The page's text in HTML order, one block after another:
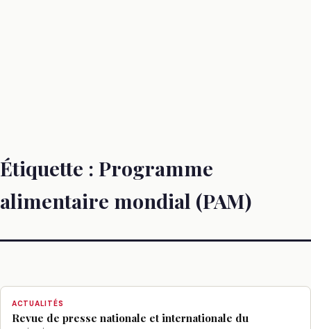
Étiquette : Programme
alimentaire mondial (PAM)
ACTUALITÉS
Revue de presse nationale et internationale du